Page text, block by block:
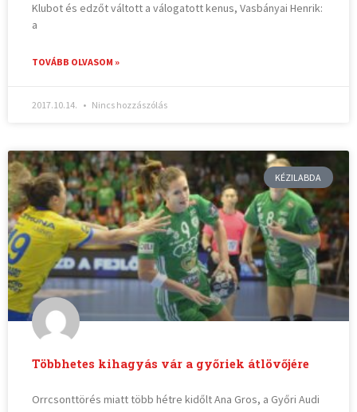
Klubot és edzőt váltott a válogatott kenus, Vasbányai Henrik:
a
TOVÁBB OLVASOM »
2017.10.14. Nincs hozzászólás
KÉZILABDA
Többhetes kihagyás vár a győriek átlövőjére
Orrcsonttörés miatt több hétre kidőlt Ana Gros, a Győri Audi